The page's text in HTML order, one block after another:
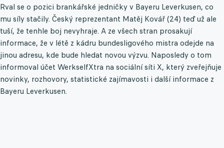
Rval se o pozici brankářské jedničky v Bayeru Leverkusen, co
mu síly stačily. Český reprezentant Matěj Kovář (24) teď už ale
tuší, že tenhle boj nevyhraje. A ze všech stran prosakují
informace, že v létě z kádru bundesligového mistra odejde na
jinou adresu, kde bude hledat novou výzvu. Naposledy o tom
informoval účet WerkselfXtra na sociální síti X, který zveřejňuje
novinky, rozhovory, statistické zajímavosti i další informace z
Bayeru Leverkusen.